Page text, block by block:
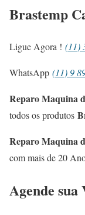
Brastemp
Ligue Agora ! (11)
WhatsApp (11) 9
Reparo Maquina
todos os produtos
Reparo Maquina
com mais de 20
Agende sua